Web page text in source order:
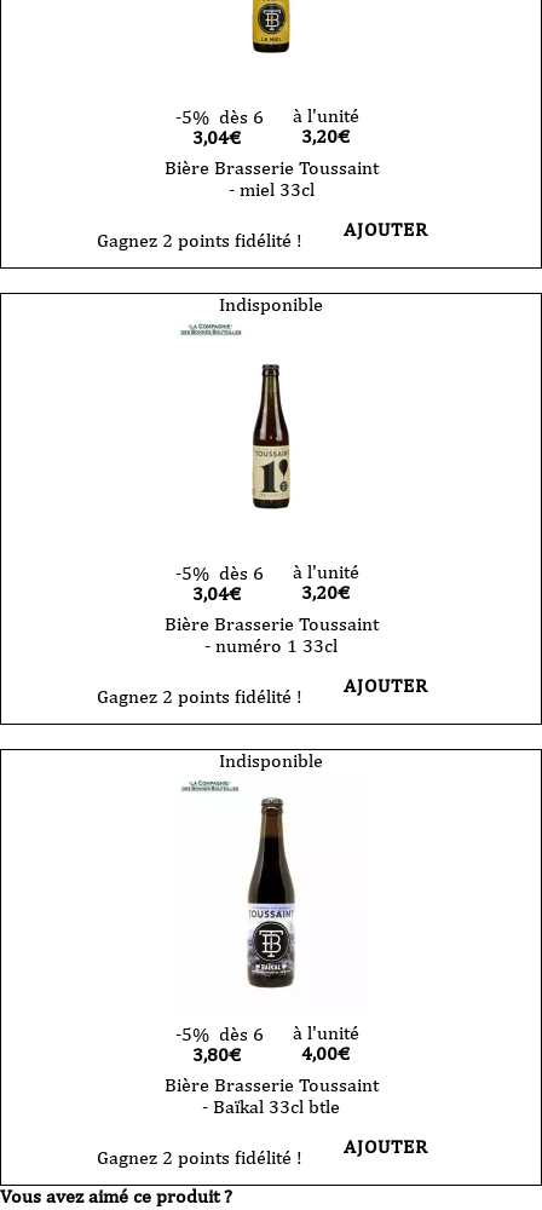
-5% dès 6
3,04€
à l'unité
3,20€
Bière Brasserie Toussaint
- miel 33cl
Gagnez 2 points fidélité ! AJOUTER
Indisponible
-5% dès 6
3,04€
à l'unité
3,20€
Bière Brasserie Toussaint
- numéro 1 33cl
Gagnez 2 points fidélité ! AJOUTER
Indisponible
-5% dès 6
3,80€
à l'unité
4,00€
Bière Brasserie Toussaint
- Baïkal 33cl btle
Gagnez 2 points fidélité ! AJOUTER
Vous avez aimé ce produit ?